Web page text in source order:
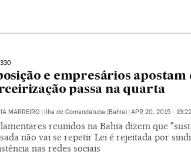
e empresários apostam
passa na quarta
MARREIRO | Ilha de Comandatuba (Bahia) | APR 20, 2015 - 19:22
reunidos na Bahia dizem que
não vai se repetir Lei é rejeitada por
nas redes sociais